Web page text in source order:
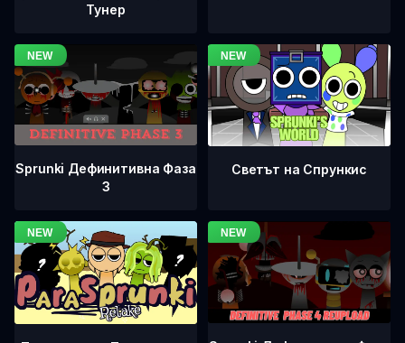
Тунер
Sprunki Дефинитивна Фаза
3
Светът на Спрункис